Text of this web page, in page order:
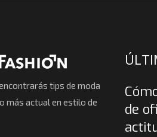
tips de moda
más actual en estilo de
de